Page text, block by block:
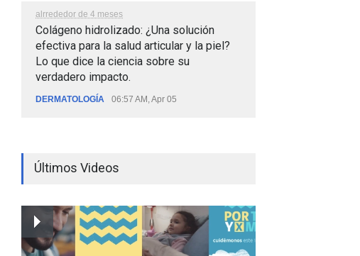
alrrededor de 4 meses
Colágeno hidrolizado: ¿Una solución
efectiva para la salud articular y la piel?
Lo que dice la ciencia sobre su
verdadero impacto.
DERMATOLOGÍA 06:57 AM, Apr 05
Últimos Videos